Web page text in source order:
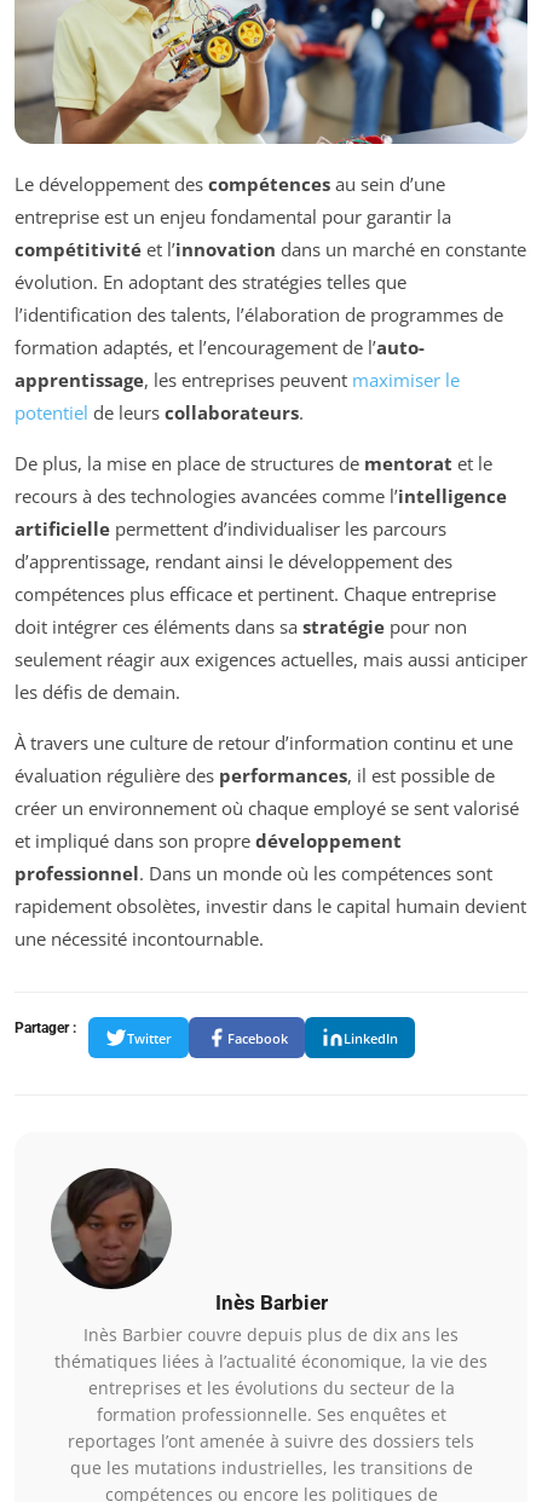
Le développement des compétences au sein d’une
entreprise est un enjeu fondamental pour garantir la
compétitivité et l’innovation dans un marché en constante
évolution. En adoptant des stratégies telles que
l’identification des talents, l’élaboration de programmes de
formation adaptés, et l’encouragement de l’auto-
apprentissage, les entreprises peuvent maximiser le
potentiel de leurs collaborateurs.
De plus, la mise en place de structures de mentorat et le
recours à des technologies avancées comme l’intelligence
artificielle permettent d’individualiser les parcours
d’apprentissage, rendant ainsi le développement des
compétences plus efficace et pertinent. Chaque entreprise
doit intégrer ces éléments dans sa stratégie pour non
seulement réagir aux exigences actuelles, mais aussi anticiper
les défis de demain.
À travers une culture de retour d’information continu et une
évaluation régulière des performances, il est possible de
créer un environnement où chaque employé se sent valorisé
et impliqué dans son propre développement
professionnel. Dans un monde où les compétences sont
rapidement obsolètes, investir dans le capital humain devient
une nécessité incontournable.
Partager :
Twitter Facebook LinkedIn
Inès Barbier
Inès Barbier couvre depuis plus de dix ans les
thématiques liées à l’actualité économique, la vie des
entreprises et les évolutions du secteur de la
formation professionnelle. Ses enquêtes et
reportages l’ont amenée à suivre des dossiers tels
que les mutations industrielles, les transitions de
compétences ou encore les politiques de